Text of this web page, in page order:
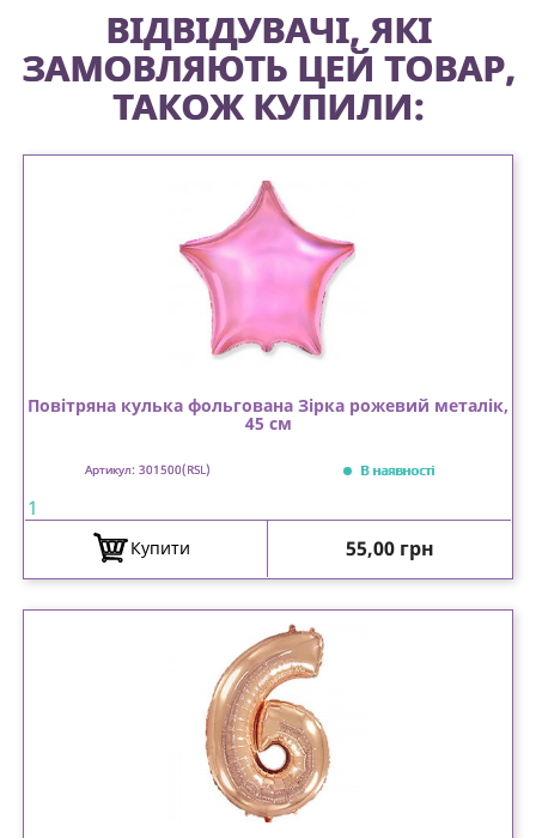
ВІДВІДУВАЧІ, ЯКІ
ЗАМОВЛЯЮТЬ ЦЕЙ ТОВАР,
ТАКОЖ КУПИЛИ:
Повітряна кулька фольгована Зірка рожевий металік,
45 см
Артикул: 301500(RSL) В наявності
1
Купити Ціна
55,00 грн